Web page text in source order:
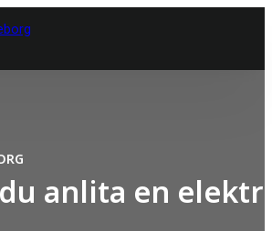
anlita en